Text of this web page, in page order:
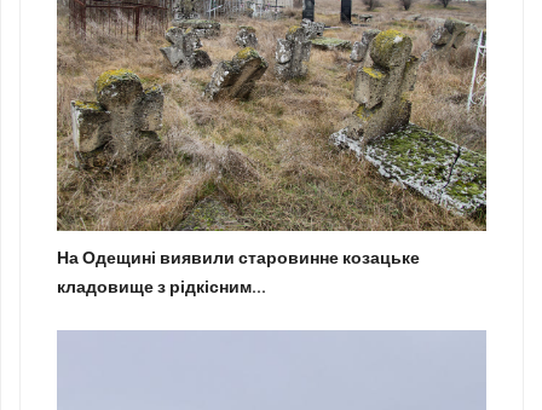
На Одещині виявили старовинне козацьке
кладовище з рідкісним...